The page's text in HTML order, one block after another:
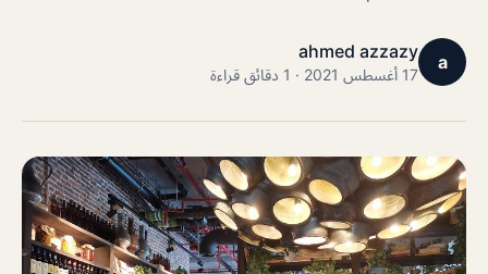
a
ahmed azzazy
17 أغسطس 2021 · 1 دقائق قراءة